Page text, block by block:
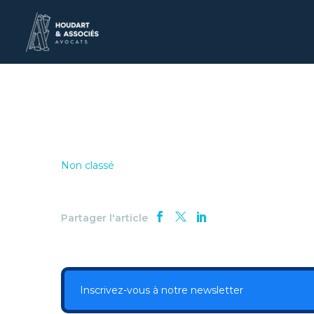
Non classé
Partager l'article
Inscrivez-vous à notre newsletter